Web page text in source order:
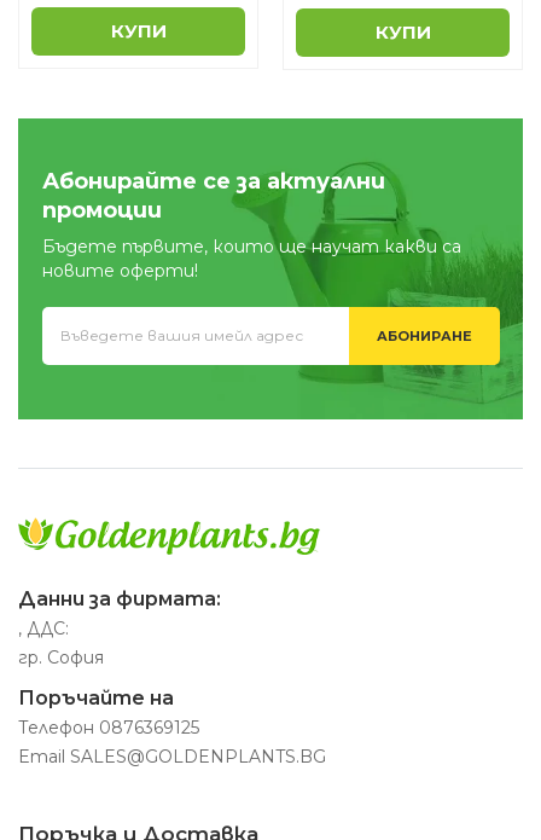
КУПИ КУПИ
Абонирайте се за актуални
промоции
Бъдете първите, които ще научат какви са
новите оферти!
АБОНИРАНЕ
Данни за фирмата:
, ДДС:
гр. София
Поръчайте на
Телефон 0876369125
Email SALES@GOLDENPLANTS.BG
Поръчка и Доставка